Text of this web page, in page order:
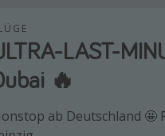
LAST-
🔥
ab Deutschland 🤩